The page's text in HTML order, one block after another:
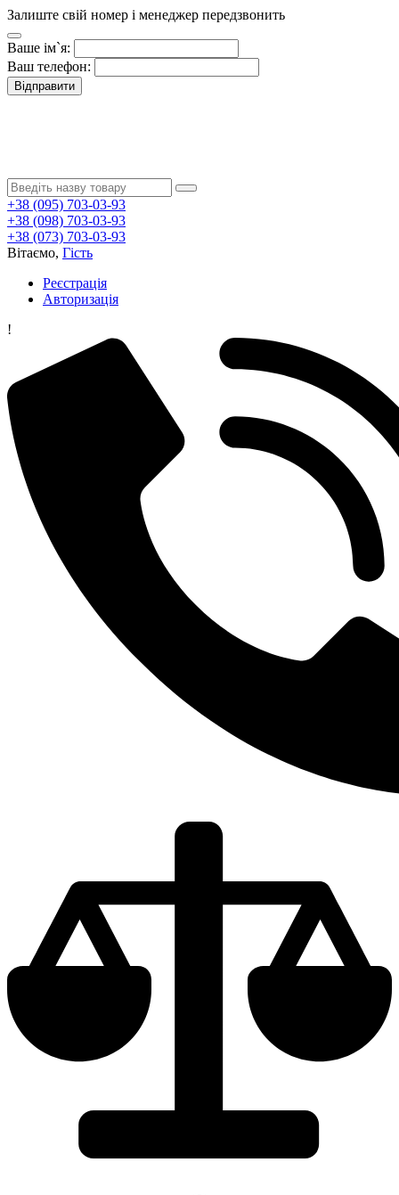
Залиште свій номер і менеджер передзвонить
Ваше ім`я:
Ваш телефон:
Відправити
+38 (095) 703-03-93
+38 (098) 703-03-93
+38 (073) 703-03-93
Вітаємо, Гість
Реєстрація
Авторизація
!